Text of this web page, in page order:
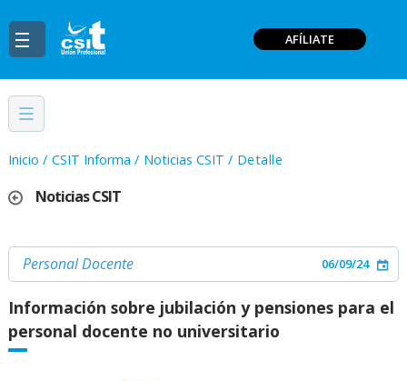
AFÍLIATE
Inicio / CSIT Informa / Noticias CSIT / Detalle
Noticias CSIT
Personal Docente 06/09/24
Información sobre jubilación y pensiones para el
personal docente no universitario